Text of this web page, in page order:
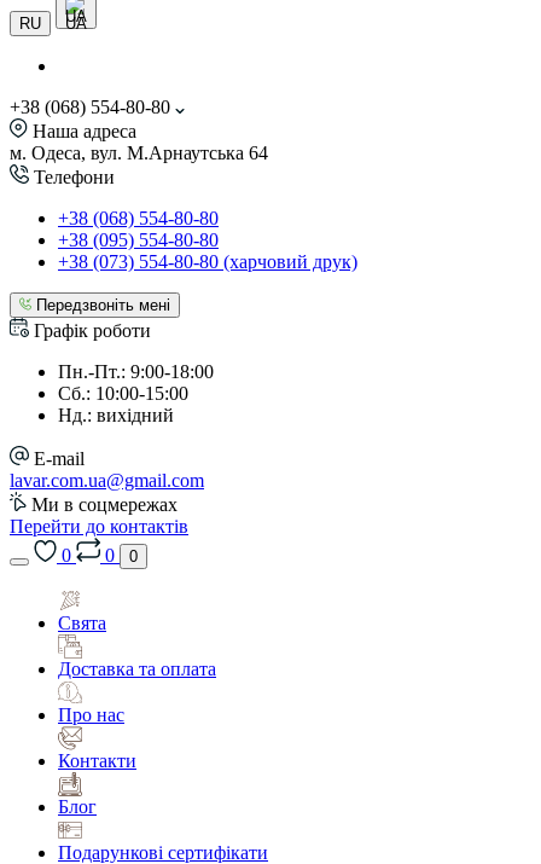
RU UA
+38 (068) 554-80-80
Наша адреса
м. Одеса, вул. М.Арнаутська 64
Телефони
+38 (068) 554-80-80
+38 (095) 554-80-80
+38 (073) 554-80-80 (харчовий друк)
Передзвоніть мені
Графік роботи
Пн.-Пт.: 9:00-18:00
Сб.: 10:00-15:00
Нд.: вихідний
E-mail
lavar.com.ua@gmail.com
Ми в соцмережах
Перейти до контактів
0
0 0
Свята
Доставка та оплата
Про нас
Контакти
Блог
Подарункові сертифікати